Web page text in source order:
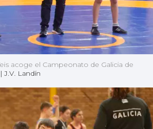
acoge el Campeonato de Galicia de
|J.V. Landín